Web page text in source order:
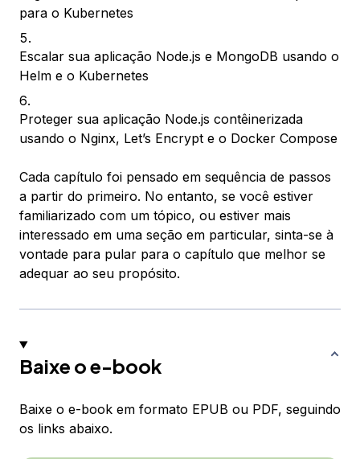
para o Kubernetes
Escalar sua aplicação Node.js e MongoDB usando o
Helm e o Kubernetes
Proteger sua aplicação Node.js contêinerizada
usando o Nginx, Let’s Encrypt e o Docker Compose
Cada capítulo foi pensado em sequência de passos
a partir do primeiro. No entanto, se você estiver
familiarizado com um tópico, ou estiver mais
interessado em uma seção em particular, sinta-se à
vontade para pular para o capítulo que melhor se
adequar ao seu propósito.
Baixe o e-book
Baixe o e-book em formato EPUB ou PDF, seguindo
os links abaixo.